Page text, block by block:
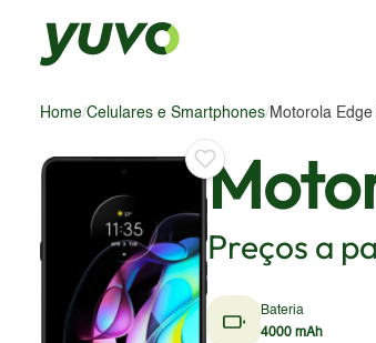
Home/Celulares e Smartphones/ Motorola Edge
Preços a
Bateria
4000 mAh